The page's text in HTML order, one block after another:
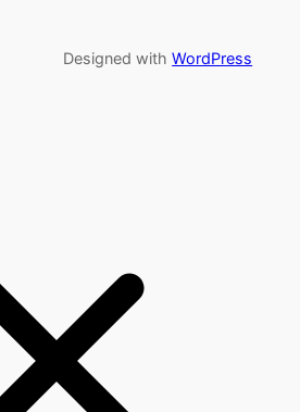
Designed withWordPress